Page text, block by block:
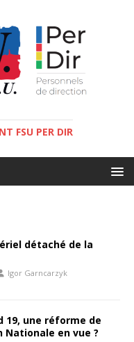
FSU PER DIR
détaché de la
Igor Garncarzyk
19, une réforme de
Nationale en vue ?